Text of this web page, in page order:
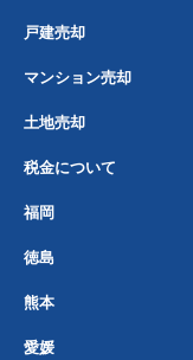
戸建売却
マンション売却
土地売却
税金について
福岡
徳島
熊本
愛媛